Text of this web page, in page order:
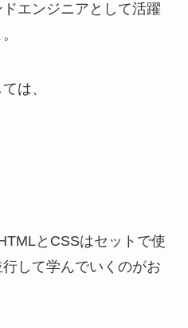
エンジニアとして活躍
は、
とCSSはセットで使
して学んでいくのがお